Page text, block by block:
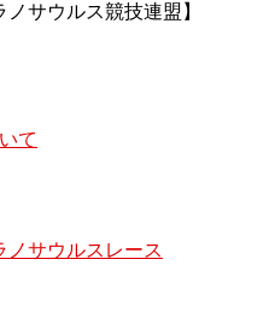
サウルス競技連盟】
て